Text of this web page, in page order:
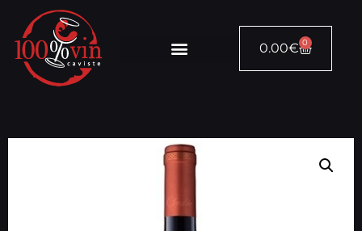
0.00€ 0